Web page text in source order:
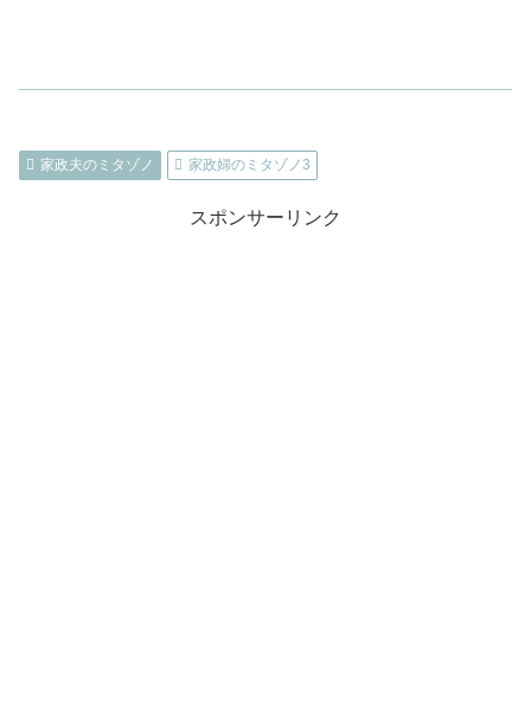
家政夫のミタゾノ 家政婦のミタゾノ3
スポンサーリンク